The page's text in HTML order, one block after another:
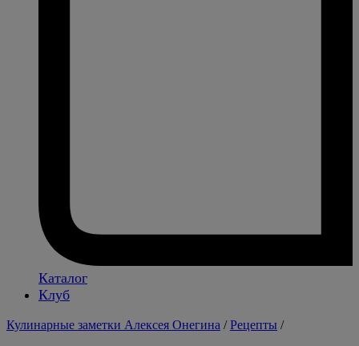
Каталог
Клуб
Кулинарные заметки Алексея Онегина /Рецепты /